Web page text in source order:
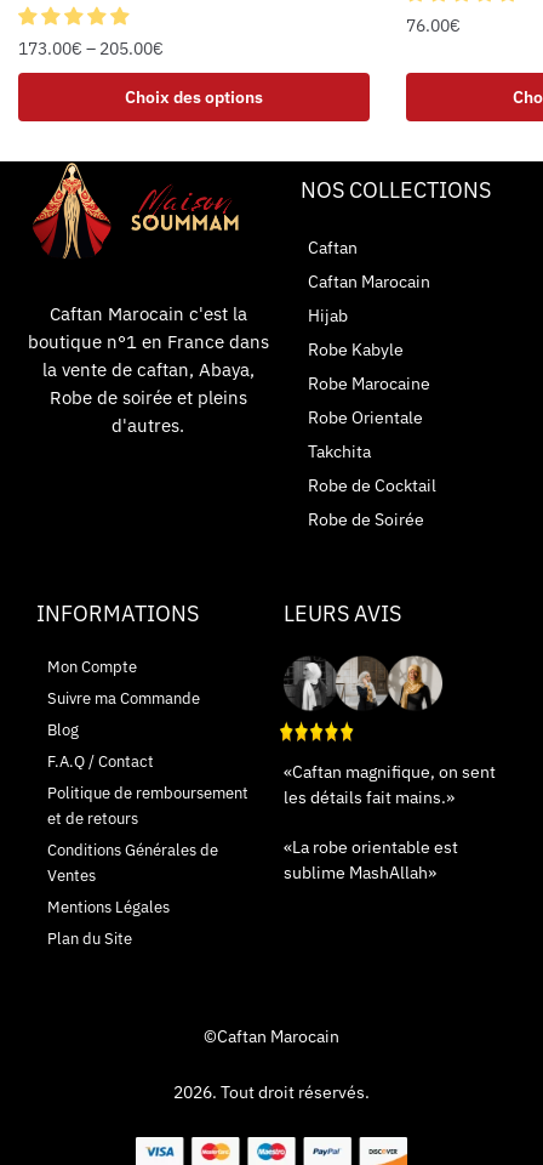
173.00€ – 205.00€
Choix des options
76.00€
Caftan Marocain c'est la
boutique n°1 en France dans
la vente de caftan, Abaya,
Robe de soirée et pleins
d'autres.
NOS COLLECTIONS
Caftan
Caftan Marocain
Hijab
Robe Kabyle
Robe Marocaine
Robe Orientale
Takchita
Robe de Cocktail
Robe de Soirée
INFORMATIONS
Mon Compte
Suivre ma Commande
Blog
F.A.Q / Contact
Politique de remboursement
et de retours
Conditions Générales de
Ventes
Mentions Légales
Plan du Site
LEURS AVIS
«Caftan magnifique, on sent
les détails fait mains.»
«La robe orientable est
sublime MashAllah»
©Caftan Marocain
2026. Tout droit réservés.